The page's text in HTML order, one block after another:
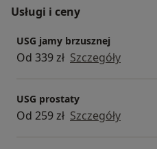
Usługi i ceny
USG jamy brzusznej
Od 339 zł Szczegóły
USG prostaty
Od 259 zł Szczegóły